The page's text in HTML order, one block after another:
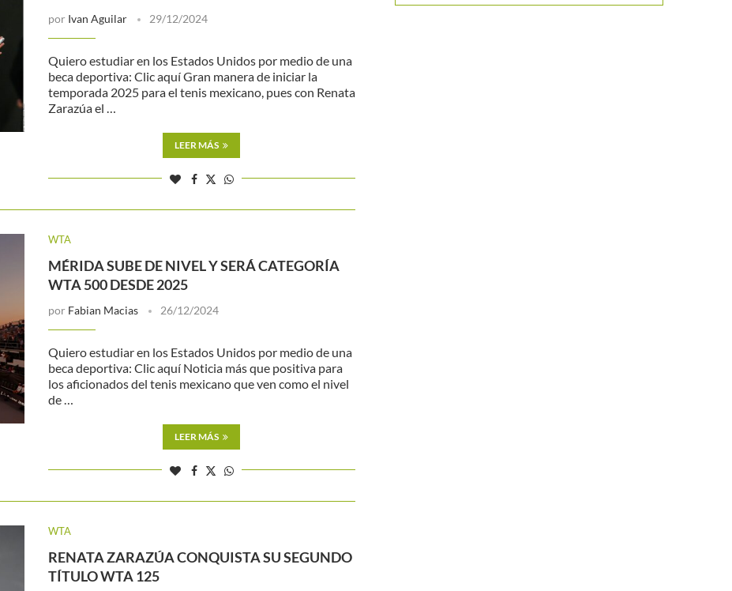
por Ivan Aguilar 29/12/2024
Quiero estudiar en los Estados Unidos por medio de una
beca deportiva: Clic aquí Gran manera de iniciar la
temporada 2025 para el tenis mexicano, pues con Renata
Zarazúa el …
LEER MÁS
WTA
MÉRIDA SUBE DE NIVEL Y SERÁ CATEGORÍA
WTA 500 DESDE 2025
por Fabian Macias 26/12/2024
Quiero estudiar en los Estados Unidos por medio de una
beca deportiva: Clic aquí Noticia más que positiva para
los aficionados del tenis mexicano que ven como el nivel
de …
LEER MÁS
WTA
RENATA ZARAZÚA CONQUISTA SU SEGUNDO
TÍTULO WTA 125